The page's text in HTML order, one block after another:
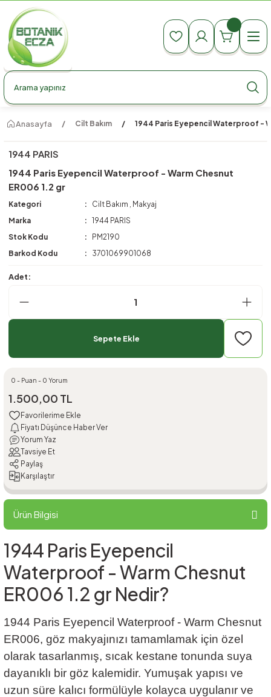
990 TL Üzeri Ücretsiz Kargo
990 TL Üzeri Ücretsiz Kargo
Anasayfa Cilt Bakım 1944 Paris Eyepencil Waterproof -
1944 PARIS
1944 Paris Eyepencil Waterproof - Warm Chesnut
ER006 1.2 gr
Kategori Cilt Bakım
Makyaj
Marka
1944 PARIS
Stok Kodu
PM2190
Barkod Kodu
3701069901068
Adet:
Sepete Ekle
0 - Puan - 0 Yorum
1.500,00 TL
Fiyatı Düşünce Haber Ver
Yorum Yaz
Tavsiye Et
Paylaş
Karşılaştır
Ürün Bilgisi
1944 Paris Eyepencil
Waterproof - Warm Chesnut
ER006 1.2 gr Nedir?
1944 Paris Eyepencil Waterproof - Warm Chesnut
ER006, göz makyajınızı tamamlamak için özel
olarak tasarlanmış, sıcak kestane tonunda suya
dayanıklı bir göz kalemidir. Yumuşak yapısı ve
uzun süre kalıcı formülüyle kolayca uygulanır ve